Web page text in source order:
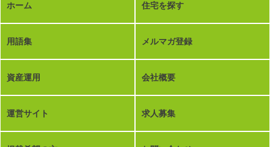
ホーム 住宅を探す
用語集 メルマガ登録
資産運用 会社概要
運営サイト 求人募集